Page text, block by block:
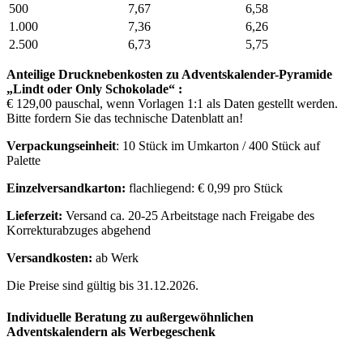
500
7,67
6,58
1.000
7,36
6,26
2.500
6,73 5,75
Anteilige Drucknebenkosten zu Adventskalender-Pyramide
„Lindt oder Only Schokolade“ :
€ 129,00 pauschal, wenn Vorlagen 1:1 als Daten gestellt werden.
Bitte fordern Sie das technische Datenblatt an!
Verpackungseinheit: 10 Stück im Umkarton / 400 Stück auf
Palette
Einzelversandkarton: flachliegend: € 0,99 pro Stück
Lieferzeit: Versand ca. 20-25 Arbeitstage nach Freigabe des
Korrekturabzuges abgehend
Versandkosten: ab Werk
Die Preise sind gültig bis 31.12.2026.
Individuelle Beratung zu außergewöhnlichen
Adventskalendern als Werbegeschenk